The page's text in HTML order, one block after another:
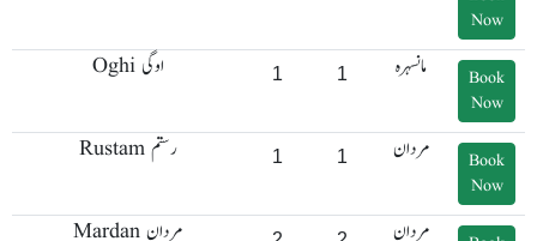
Now
Oghi اوگی 1 1 مانسہرہ
Book
Now
Rustam رستم 1 1 مردان
Book
Now
Mardan مردان مردان